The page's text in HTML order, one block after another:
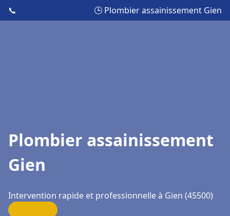
📞 🕒 Plombier assainissement Gien
Plombier assainissement
Gien
Intervention rapide et professionnelle à Gien (45500)